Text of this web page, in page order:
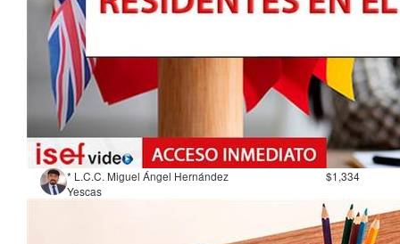
* L.C.C. Miguel Ángel Hernández
Yescas
$1,334